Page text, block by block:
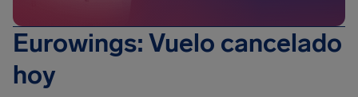
Eurowings: Vuelo cancelado
hoy